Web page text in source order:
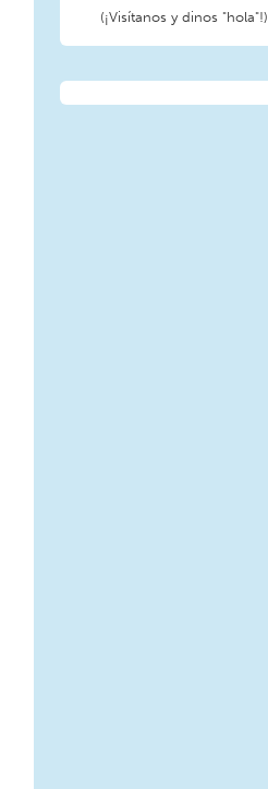
(¡Visítanos y dinos "hola"!)